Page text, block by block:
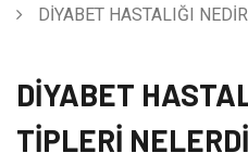
DİYABET HASTALIĞI
DİYABET
TİPLERİ